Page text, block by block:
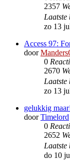
2357
Laatste
zo 13
Access 97:
door
0
2670
Laatste
zo 13
gelukkig
doorTimelord
0
2652
Laatste
do 10